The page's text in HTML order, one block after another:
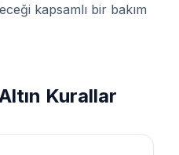
kapsamlı bir bakım
Kurallar